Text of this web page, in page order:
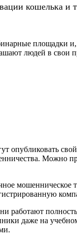
кошелька и
площадки
людей в
опубликовать
Можно
работают
даже на